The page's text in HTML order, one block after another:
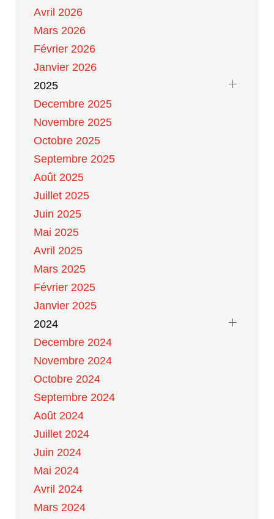
Avril 2026
Mars 2026
Février 2026
Janvier 2026
2025
Decembre 2025
Novembre 2025
Octobre 2025
Septembre 2025
Août 2025
Juillet 2025
Juin 2025
Mai 2025
Avril 2025
Mars 2025
Février 2025
Janvier 2025
2024
Decembre 2024
Novembre 2024
Octobre 2024
Septembre 2024
Août 2024
Juillet 2024
Juin 2024
Mai 2024
Avril 2024
Mars 2024